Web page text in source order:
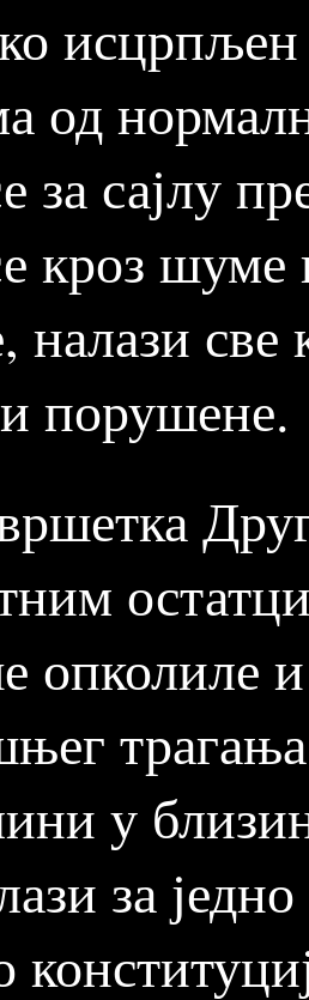
од
за сајлу
кроз шуме
налази
порушене.
опколиле
у
за